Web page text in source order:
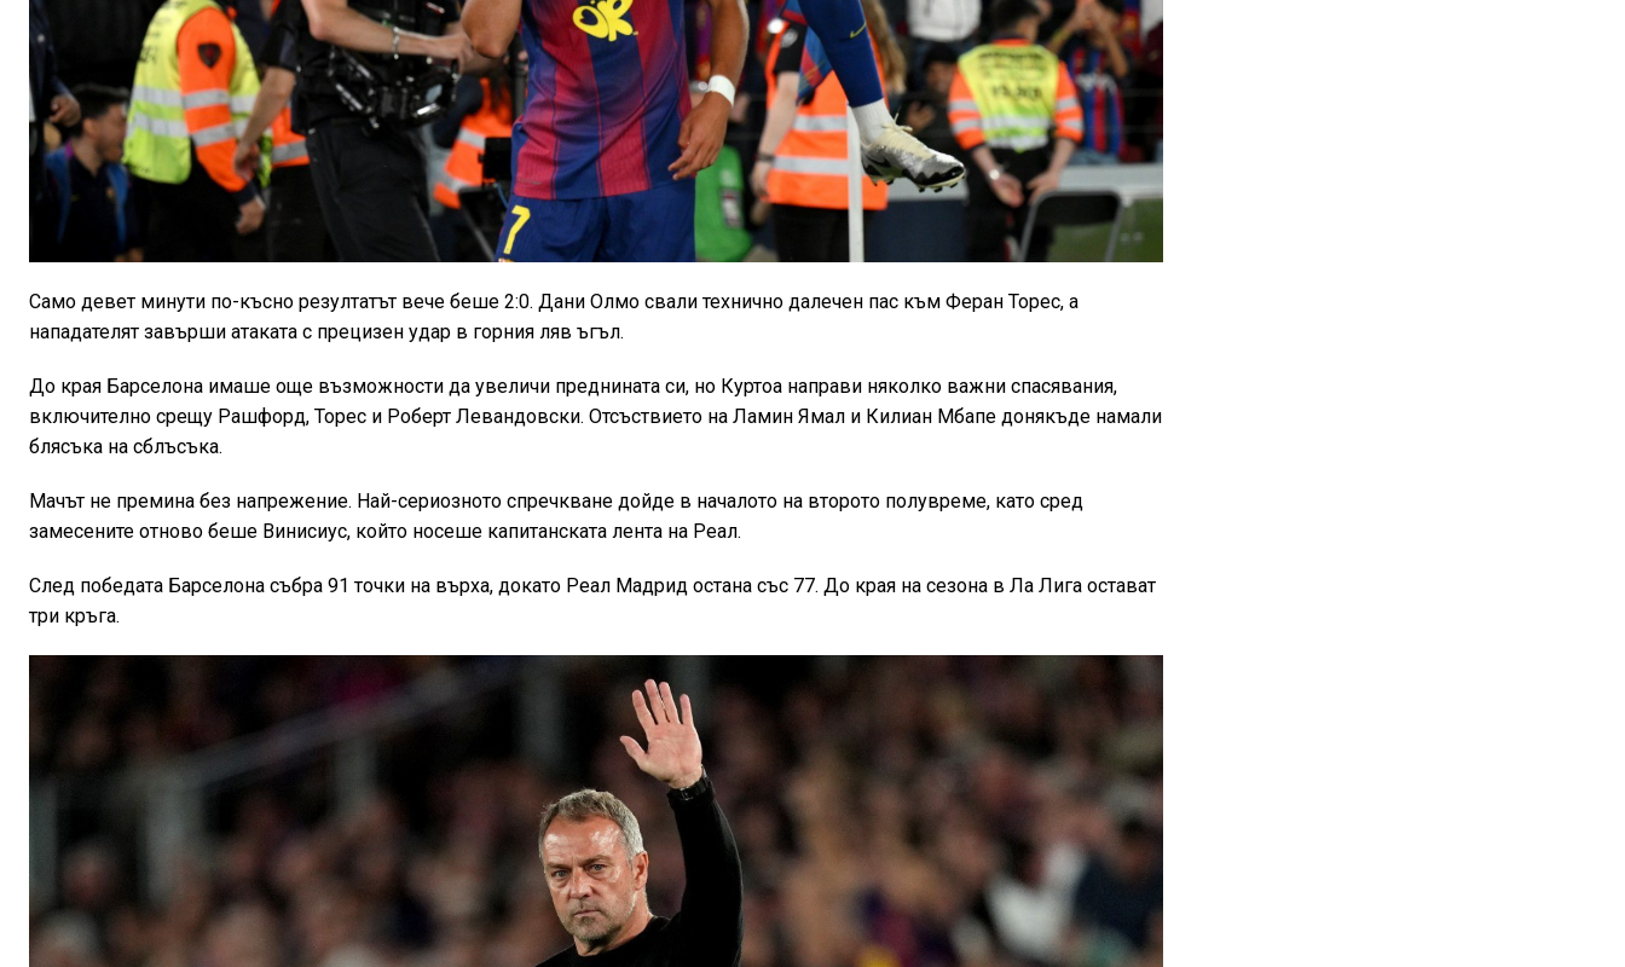
Само девет минути по-късно резултатът вече беше 2:0. Дани Олмо свали технично далечен пас към Феран Торес, а
нападателят завърши атаката с прецизен удар в горния ляв ъгъл.
До края Барселона имаше още възможности да увеличи преднината си, но Куртоа направи няколко важни спасявания,
включително срещу Рашфорд, Торес и Роберт Левандовски. Отсъствието на Ламин Ямал и Килиан Мбапе донякъде намали
блясъка на сблъсъка.
Мачът не премина без напрежение. Най-сериозното спречкване дойде в началото на второто полувреме, като сред
замесените отново беше Винисиус, който носеше капитанската лента на Реал.
След победата Барселона събра 91 точки на върха, докато Реал Мадрид остана със 77. До края на сезона в Ла Лига остават
три кръга.